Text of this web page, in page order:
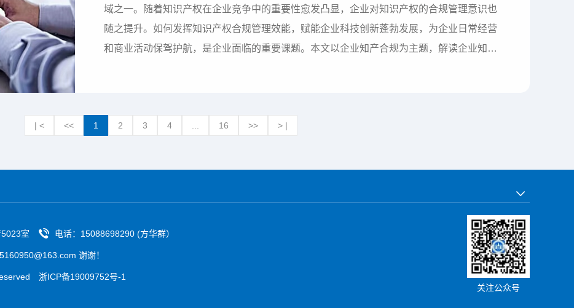
域之一。随着知识产权在企业竞争中的重要性愈发凸显，企业对知识产权的合规管理意识也
随之提升。如何发挥知识产权合规管理效能，赋能企业科技创新蓬勃发展，为企业日常经营
和商业活动保驾护航，是企业面临的重要课题。本文以企业知产合规为主题，解读企业知产
| < << 1 2 3 4 16 >> > |
室 电话：15088698290 (方华群）
谢谢！
浙ICP备19009752号-1
关注公众号